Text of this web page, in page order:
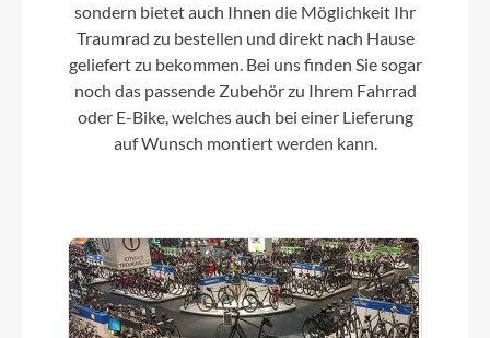
Bremshebel
Tektro
Schloss
Akkuschloss und Bosch eBike Lock via App
Selle Royal Vivo
Gabel
sondern bietet auch Ihnen die Möglichkeit Ihr
Traumrad zu bestellen und direkt nach Hause
geliefert zu bekommen. Bei uns finden Sie sogar
noch das passende Zubehör zu Ihrem Fahrrad
oder E-Bike, welches auch bei einer Lieferung
auf Wunsch montiert werden kann.